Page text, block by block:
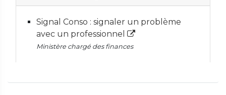
Signal Conso : signaler un problème
avec un professionnel
Ministère chargé des finances